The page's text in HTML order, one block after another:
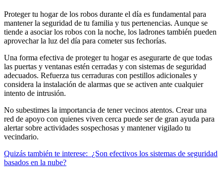
Proteger tu hogar de los robos durante el día es fundamental para
mantener la seguridad de tu familia y tus pertenencias. Aunque se
tiende a asociar los robos con la noche, los ladrones también pueden
aprovechar la luz del día para cometer sus fechorías.
Una forma efectiva de proteger tu hogar es asegurarte de que todas
las puertas y ventanas estén cerradas y con sistemas de seguridad
adecuados. Refuerza tus cerraduras con pestillos adicionales y
considera la instalación de alarmas que se activen ante cualquier
intento de intrusión.
No subestimes la importancia de tener vecinos atentos. Crear una
red de apoyo con quienes viven cerca puede ser de gran ayuda para
alertar sobre actividades sospechosas y mantener vigilado tu
vecindario.
Quizás también te interese: ¿Son efectivos los sistemas de seguridad
basados en la nube?